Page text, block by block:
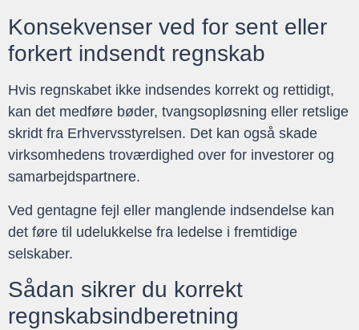
Konsekvenser ved for sent eller
forkert indsendt regnskab
Hvis regnskabet ikke indsendes korrekt og rettidigt,
kan det medføre bøder, tvangsopløsning eller retslige
skridt fra Erhvervsstyrelsen. Det kan også skade
virksomhedens troværdighed over for investorer og
samarbejdspartnere.
Ved gentagne fejl eller manglende indsendelse kan
det føre til udelukkelse fra ledelse i fremtidige
selskaber.
Sådan sikrer du korrekt
regnskabsindberetning